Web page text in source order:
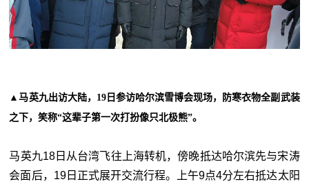
▲马英九出访大陆，19日参访哈尔滨雪博会现场，防寒衣物全副武装
之下，笑称“这辈子第一次打扮像只北极熊”。
马英九18日从台湾飞往上海转机，傍晚抵达哈尔滨先与宋涛
会面后，19日正式展开交流行程。上午9点4分左右抵达太阳